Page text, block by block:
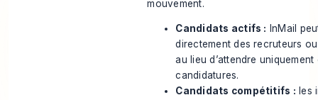
mouvement.
Candidats actifs : InMail
directement des recruteurs
au lieu d’attendre
candidatures.
Candidats compétitifs : les